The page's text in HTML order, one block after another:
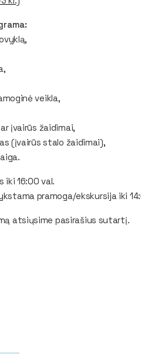
veikla,
įvairūs žaidimai,
(įvairūs stalo žaidimai),
iki 16:00 val.
pramoga/ekskursija iki
atsiųsime pasirašius sutartį.